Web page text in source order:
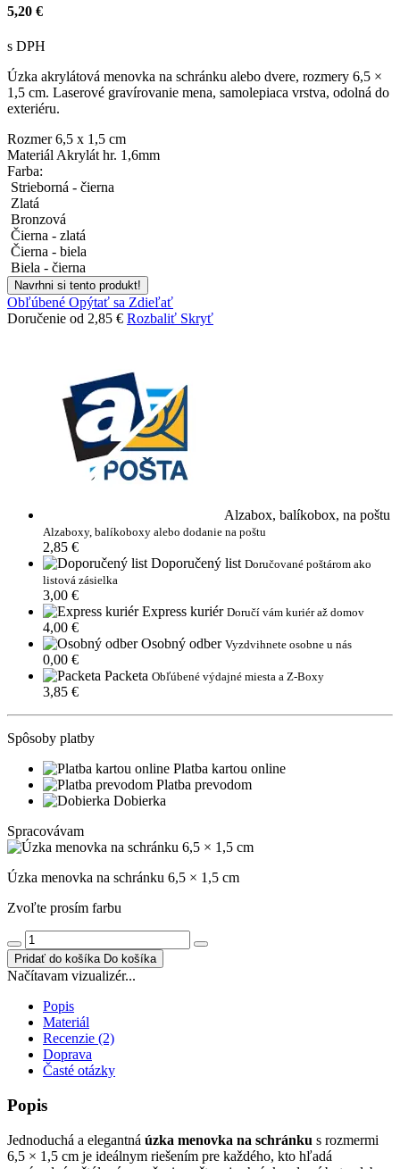
5,20 €
s DPH
Úzka akrylátová menovka na schránku alebo dvere, rozmery 6,5 ×
1,5 cm. Laserové gravírovanie mena, samolepiaca vrstva, odolná do
exteriéru.
Rozmer 6,5 x 1,5 cm
MateriálAkrylát hr. 1,6mm
Farba:
Strieborná - čierna
Zlatá
Bronzová
Čierna - zlatá
Čierna - biela
Biela - čierna
Navrhni si tento produkt!
Obľúbené Opýtať sa Zdieľať
Doručenie od 2,85 € Rozbaliť Skryť
Alzabox, balíkobox, na poštu
Alzaboxy, balíkoboxy alebo dodanie na poštu
2,85 €
Doporučený list Doručované poštárom ako
listová zásielka
3,00 €
Express kuriér Doručí vám kuriér až domov
4,00 €
Osobný odber Vyzdvihnete osobne u nás
0,00 €
Packeta Obľúbené výdajné miesta a Z-Boxy
3,85 €
Spôsoby platby
Platba kartou online
Platba prevodom
Dobierka
Spracovávam
Úzka menovka na schránku 6,5 × 1,5 cm
Zvoľte prosím farbu
Pridať do košíka Do košíka
Načítavam vizualizér...
Popis
Materiál
Recenzie (2)
Doprava
Časté otázky
Popis
Jednoduchá a elegantná úzka menovka na schránku s rozmermi
6,5 × 1,5 cm je ideálnym riešením pre každého, kto hľadá